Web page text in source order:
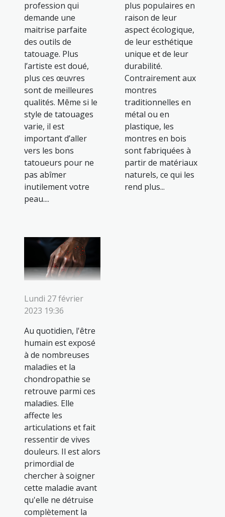
profession qui
demande une
maitrise parfaite
des outils de
tatouage. Plus
l’artiste est doué,
plus ces œuvres
sont de meilleures
qualités. Même si le
style de tatouages
varie, il est
important d’aller
vers les bons
tatoueurs pour ne
pas abîmer
inutilement votre
peau....
plus populaires en
raison de leur
aspect écologique,
de leur esthétique
unique et de leur
durabilité.
Contrairement aux
montres
traditionnelles en
métal ou en
plastique, les
montres en bois
sont fabriquées à
partir de matériaux
naturels, ce qui les
rend plus...
Lundi 27 février
2023 19:36
Au quotidien, l'être
humain est exposé
à de nombreuses
maladies et la
chondropathie se
retrouve parmi ces
maladies. Elle
affecte les
articulations et fait
ressentir de vives
douleurs. Il est alors
primordial de
chercher à soigner
cette maladie avant
qu'elle ne détruise
complètement la